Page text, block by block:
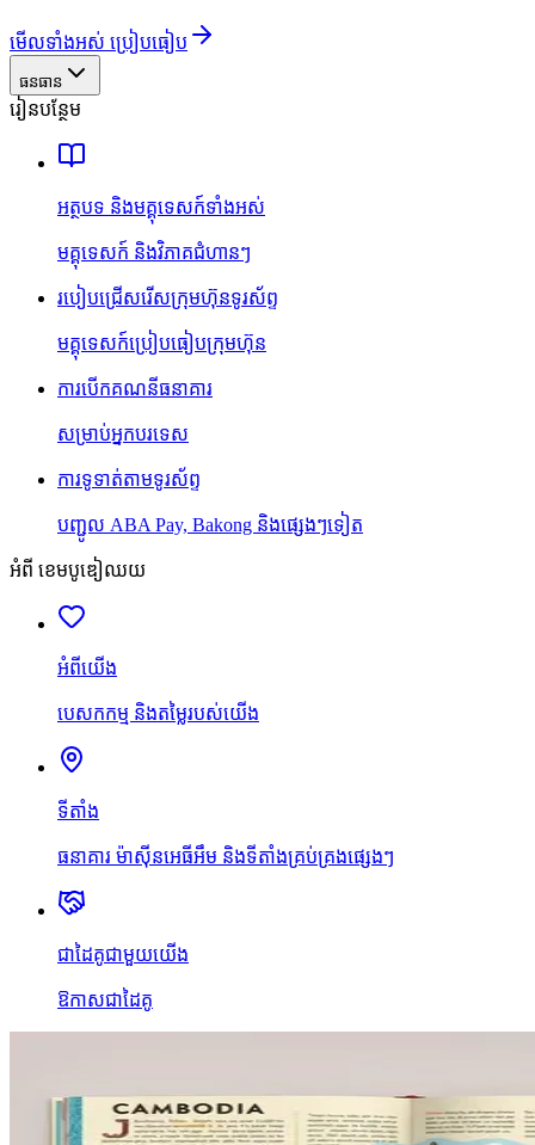
មើលទាំងអស់ ប្រៀបធៀប
ធនធាន
រៀនបន្ថែម
អត្ថបទ និងមគ្គុទេសក៍ទាំងអស់
មគ្គុទេសក៍ និងវិភាគជំហានៗ
របៀបជ្រើសរើសក្រុមហ៊ុនទូរស័ព្ទ
មគ្គុទេសក៍ប្រៀបធៀបក្រុមហ៊ុន
ការបើកគណនីធនាគារ
សម្រាប់អ្នកបរទេស
ការទូទាត់តាមទូរស័ព្ទ
បញ្ជូល ABA Pay, Bakong និងផ្សេងៗទៀត
អំពី ខេមបូឌៀឈយ
អំពីយើង
បេសកកម្ម និងតម្លៃរបស់យើង
ទីតាំង
ធនាគារ ម៉ាស៊ីនអេធីអឹម និងទីតាំងគ្រប់គ្រងផ្សេងៗ
ជាដៃគូជាមួយយើង
ឱកាសជាដៃគូ